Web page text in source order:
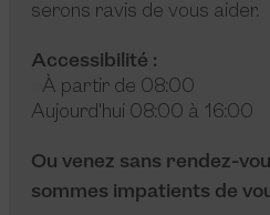
serons ravis de vous aider.
Accessibilité :
À partir de 08:00
Aujourd'hui 08:00 à 16:00
Ou venez sans rendez-
sommes impatients de